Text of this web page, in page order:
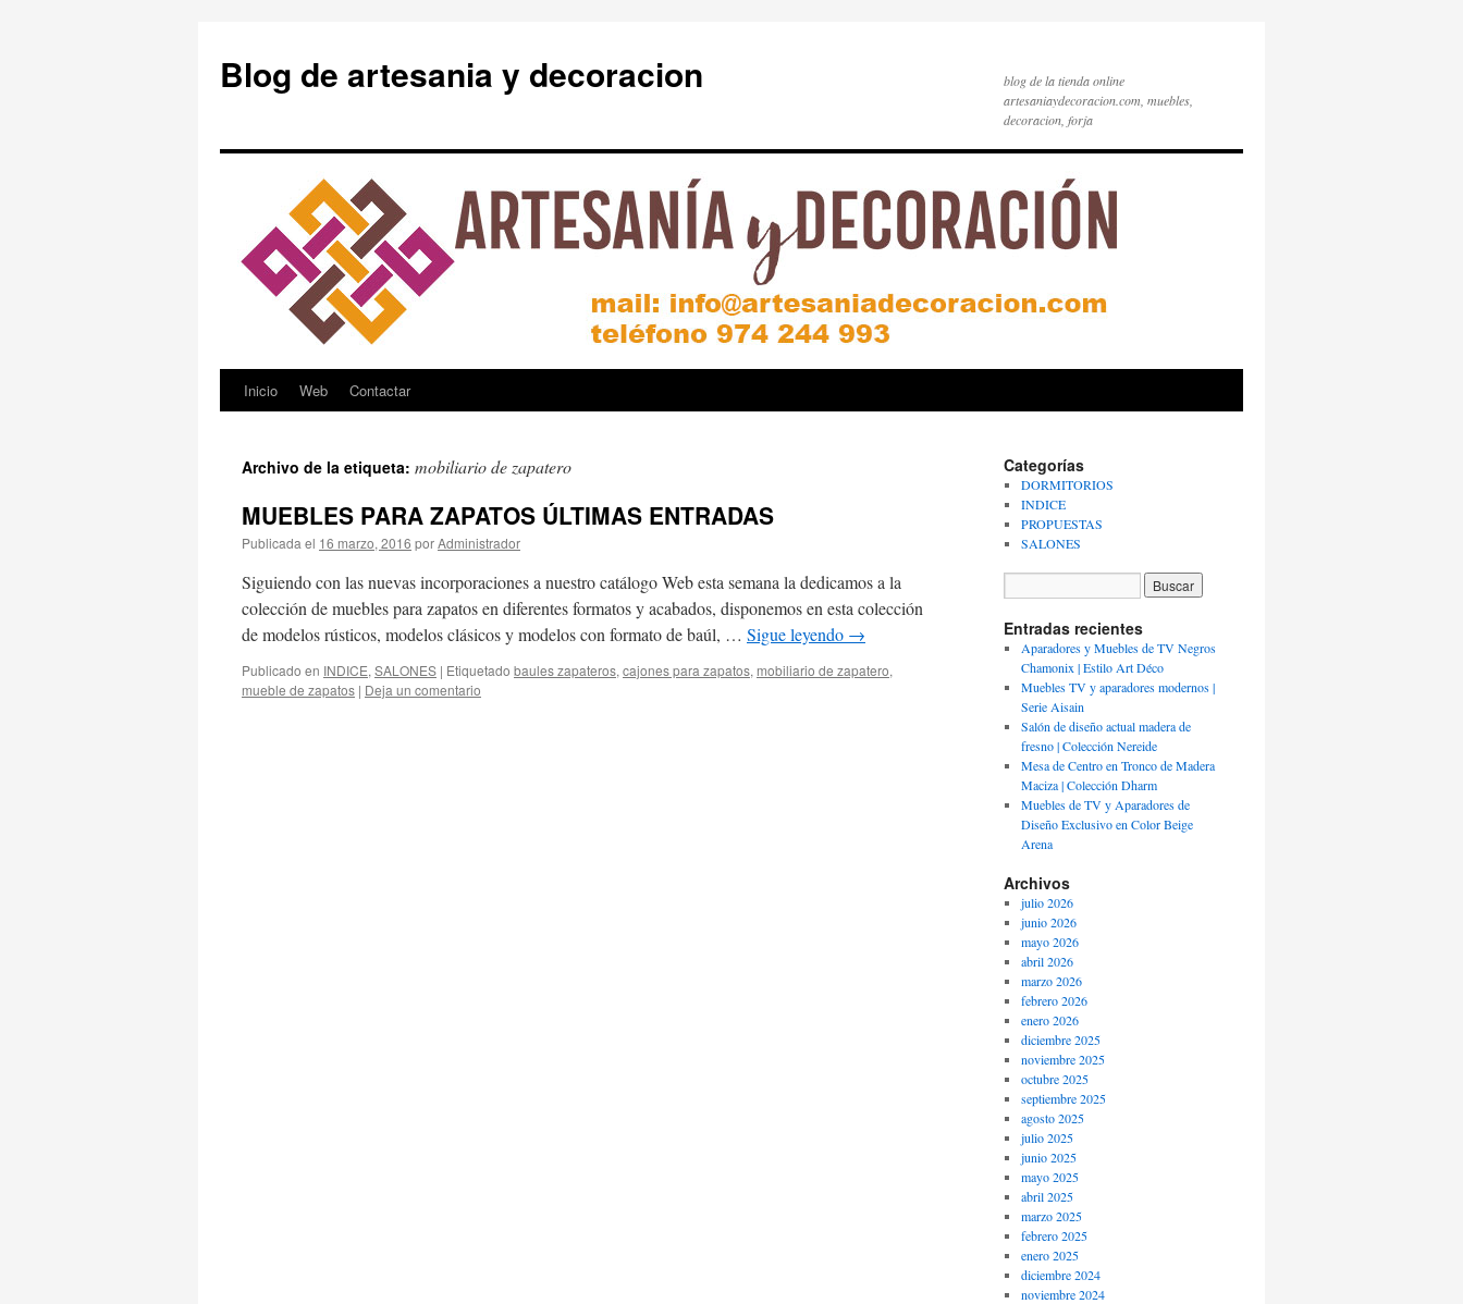
Blog de artesania y decoracion
blog de la tienda online
artesaniaydecoracion.com, muebles,
decoracion, forja
Saltar
contenido
Inicio Web Contactar
Archivo de la etiqueta: mobiliario de zapatero
MUEBLES PARA ZAPATOS ÚLTIMAS ENTRADAS
Publicada el 16 marzo, 2016 porAdministrador
Siguiendo con las nuevas incorporaciones a nuestro catálogo Web esta semana la dedicamos a la
colección de muebles para zapatos en diferentes formatos y acabados, disponemos en esta colección
de modelos rústicos, modelos clásicos y modelos con formato de baúl, … Sigue leyendo →
Publicado en INDICE, SALONES | Etiquetado baules zapateros, cajones para zapatos, mobiliario de zapatero,
mueble de zapatos | Deja un comentario
Categorías
DORMITORIOS
INDICE
PROPUESTAS
SALONES
Entradas recientes
Aparadores y Muebles de TV Negros
Chamonix | Estilo Art Déco
Muebles TV y aparadores modernos |
Serie Aisain
Salón de diseño actual madera de
fresno | Colección Nereide
Mesa de Centro en Tronco de Madera
Maciza | Colección Dharm
Muebles de TV y Aparadores de
Diseño Exclusivo en Color Beige
Arena
Archivos
julio 2026
junio 2026
mayo 2026
abril 2026
marzo 2026
febrero 2026
enero 2026
diciembre 2025
noviembre 2025
octubre 2025
septiembre 2025
agosto 2025
julio 2025
junio 2025
mayo 2025
abril 2025
marzo 2025
febrero 2025
enero 2025
diciembre 2024
noviembre 2024